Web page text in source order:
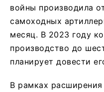
войны производила
самоходных
месяц. В 2023 году
производство до
планирует довести
В рамках